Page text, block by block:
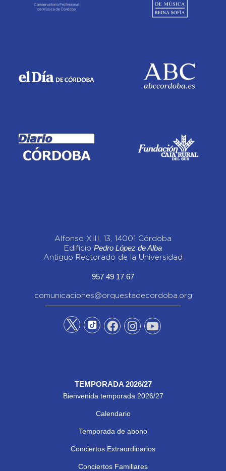
Alfonso XIII, 13, 14001 Córdoba
Edificio Pedro López de Alba
Antiguo Rectorado de la Universidad
957 49 17 67
comunicaciones@orquestadecordoba.org
TEMPORADA 2026/27
Bienvenida temporada 2026/27
Calendario
Temporada de abono
Conciertos Extraordinarios
Conciertos Familiares